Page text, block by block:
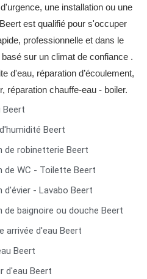
une installation ou une
est qualifié pour s'occuper
professionnelle et dans le
sur un climat de confiance .
d'eau, réparation d’écoulement,
réparation chauffe-eau - boiler.
Beert
Beert
de robinetterie Beert
de WC - Toilette Beert
d'évier - Lavabo Beert
de baignoire ou douche Beert
arrivée d'eau Beert
Beert
d'eau Beert